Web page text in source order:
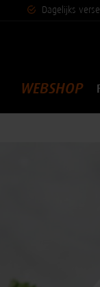
Dagelijks vers
WEBSHOP